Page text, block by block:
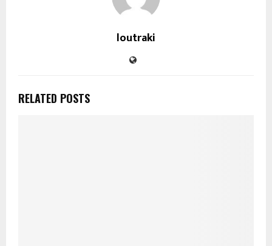
loutraki
RELATED POSTS